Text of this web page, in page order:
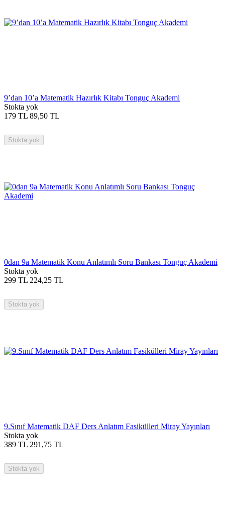
9’dan 10’a Matematik Hazırlık Kitabı Tonguç Akademi
Stokta yok
179 TL 89,50 TL
Stokta yok
0dan 9a Matematik Konu Anlatımlı Soru Bankası Tonguç Akademi
Stokta yok
299 TL 224,25 TL
Stokta yok
9.Sınıf Matematik DAF Ders Anlatım Fasikülleri Miray Yayınları
Stokta yok
389 TL 291,75 TL
Stokta yok